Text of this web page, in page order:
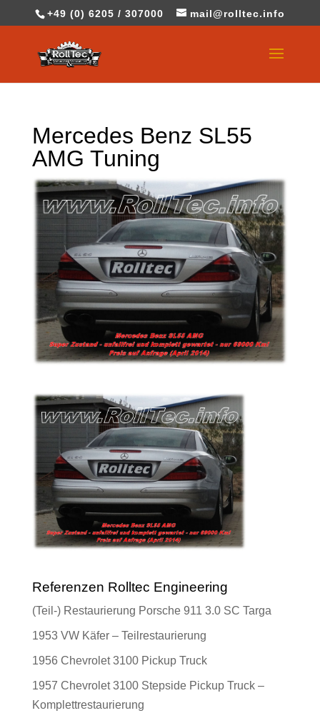
+49 (0) 6205 / 307000 mail@rolltec.info
Mercedes Benz SL55
AMG Tuning
Referenzen Rolltec Engineering
(Teil-) Restaurierung Porsche 911 3.0 SC Targa
1953 VW Käfer – Teilrestaurierung
1956 Chevrolet 3100 Pickup Truck
1957 Chevrolet 3100 Stepside Pickup Truck –
Komplettrestaurierung